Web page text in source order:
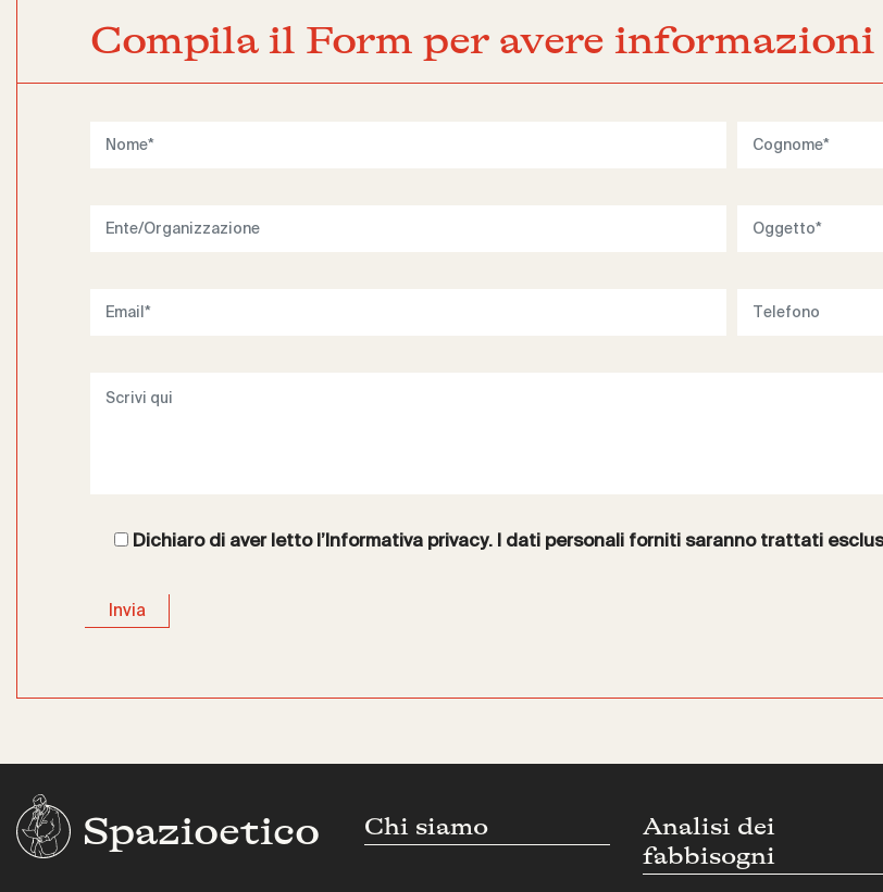
Compila il Form per avere
Dichiaro di aver letto l’Informativa privacy. I dati personali forniti saranno trattati
Spazioetico Chi siamo
Analisi dei
fabbisogni